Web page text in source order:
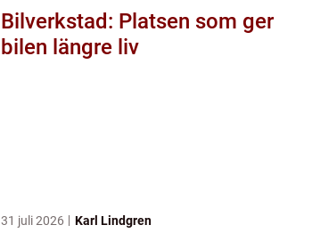
Bilverkstad: Platsen som ger
bilen längre liv
31 juli 2026 Karl Lindgren